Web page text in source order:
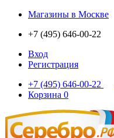
Магазины в Москве
+7 (495) 646-00-22
Вход
Регистрация
+7 (495) 646-00-22
Корзина 0